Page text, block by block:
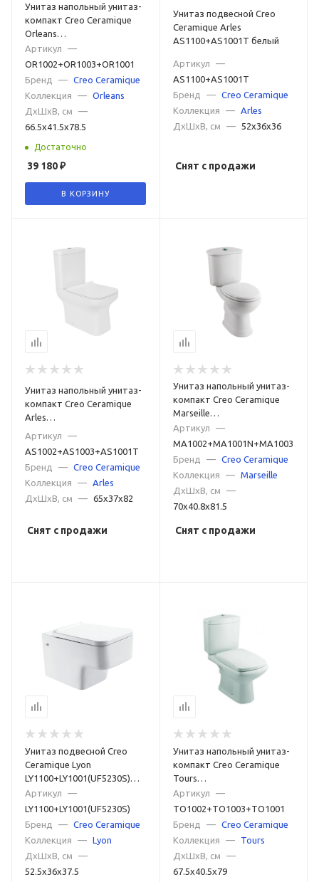
Унитаз напольный унитаз-
компакт Creo Ceramique
Orleans
OR1002+OR1003+OR1001
белый
Артикул
—
OR1002+OR1003+OR1001
Бренд
— Creo Ceramique
Коллекция
— Orleans
ДxШxВ, см
—
66.5x41.5x78.5
Достаточно
39 180₽
В КОРЗИНУ
Унитаз подвесной Creo
Ceramique Arles
AS1100+AS1001T белый
Артикул
—
AS1100+AS1001T
Бренд
—
Creo Ceramique
Коллекция
—
Arles
ДxШxВ, см
— 52x36x36
Снят с продажи
Унитаз напольный унитаз-
компакт Creo Ceramique
Arles
белый
Артикул
—
AS1002+AS1003+AS1001T
Бренд
— Creo Ceramique
Коллекция
— Arles
ДxШxВ, см
— 65x37x82
Снят с продажи
Унитаз напольный унитаз-
компакт Creo Ceramique
Marseille
MA1002+MA1001N+MA1003
белый
Артикул
—
MA1002+MA1001N+MA1003
Бренд
—
Creo Ceramique
Коллекция
—
Marseille
ДxШxВ, см
—
70x40.8x81.5
Снят с продажи
Унитаз подвесной Creo
Ceramique Lyon
LY1100+LY1001(UF5230S)
белый
Артикул
—
LY1100+LY1001(UF5230S)
Бренд
— Creo Ceramique
Коллекция
— Lyon
ДxШxВ, см
—
52.5x36x37.5
Унитаз напольный унитаз-
компакт Creo Ceramique
Tours
TO1002+TO1003+TO1001
белый
Артикул
—
TO1002+TO1003+TO1001
Бренд
—
Creo Ceramique
Коллекция
—
Tours
ДxШxВ, см
—
67.5x40.5x79